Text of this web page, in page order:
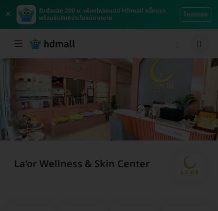
×
รับส่วนลด 200 บ. เพียงโหลดแอป HDmall ครั้งแรก
พร้อมรับสิทธิประโยชน์มากมาย
โหลดเลย
La’or Wellness & Skin Center